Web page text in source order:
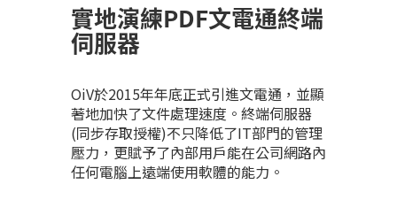
實地演練PDF文電通終端
伺服器
OiV於2015年年底正式引進文電通，並顯
著地加快了文件處理速度。終端伺服器
(同步存取授權)不只降低了IT部門的管理
壓力，更賦予了內部用戶能在公司網路內
任何電腦上遠端使用軟體的能力。